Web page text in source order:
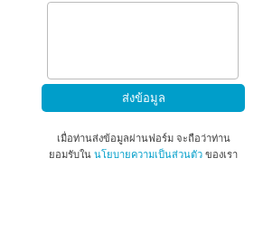
เมื่อท่านส่งข้อมูลผ่านฟอร์ม จะถือว่าท่าน
ยอมรับใน นโยบายความเป็นส่วนตัวของเรา